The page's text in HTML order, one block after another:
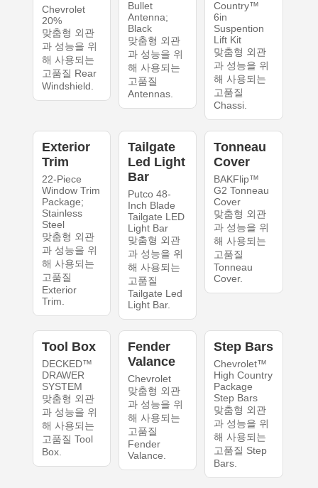
Chevrolet
20%
맞춤형 외관
과 성능을 위
해 사용되는
고품질 Rear
Windshield.
Bullet
Antenna;
Black
맞춤형 외관
과 성능을 위
해 사용되는
고품질
Antennas.
Country™
6in
Suspention
Lift Kit
맞춤형 외관
과 성능을 위
해 사용되는
고품질
Chassi.
Exterior
Trim
22-Piece
Window Trim
Package;
Stainless
Steel
맞춤형 외관
과 성능을 위
해 사용되는
고품질
Exterior
Trim.
Tailgate
Led Light
Bar
Putco 48-
Inch Blade
Tailgate LED
Light Bar
맞춤형 외관
과 성능을 위
해 사용되는
고품질
Tailgate Led
Light Bar.
Tonneau
Cover
BAKFlip™
G2 Tonneau
Cover
맞춤형 외관
과 성능을 위
해 사용되는
고품질
Tonneau
Cover.
Tool Box
DECKED™
DRAWER
SYSTEM
맞춤형 외관
과 성능을 위
해 사용되는
고품질 Tool
Box.
Fender
Valance
Chevrolet
맞춤형 외관
과 성능을 위
해 사용되는
고품질
Fender
Valance.
Step Bars
Chevrolet™
High Country
Package
Step Bars
맞춤형 외관
과 성능을 위
해 사용되는
고품질 Step
Bars.